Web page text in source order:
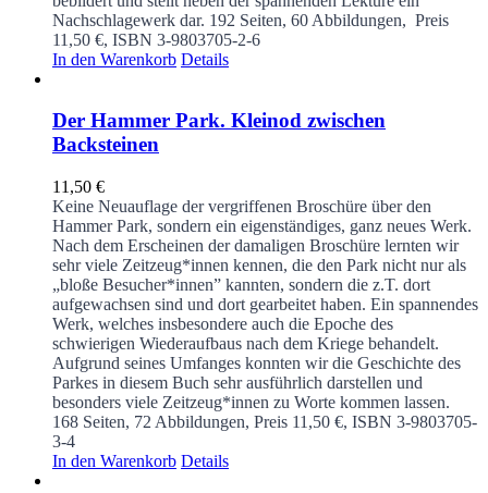
Nachschlagewerk dar. 192 Seiten, 60 Abbildungen, Preis
11,50 €, ISBN 3-9803705-2-6
In den Warenkorb Details
Der Hammer Park. Kleinod zwischen
Backsteinen
11,50 €
Keine Neuauflage der vergriffenen Broschüre über den
Hammer Park, sondern ein eigenständiges, ganz neues Werk.
Nach dem Erscheinen der damaligen Broschüre lernten wir
sehr viele Zeitzeug*innen kennen, die den Park nicht nur als
„bloße Besucher*innen” kannten, sondern die z.T. dort
aufgewachsen sind und dort gearbeitet haben. Ein spannendes
Werk, welches insbesondere auch die Epoche des
schwierigen Wiederaufbaus nach dem Kriege behandelt.
Aufgrund seines Umfanges konnten wir die Geschichte des
Parkes in diesem Buch sehr ausführlich darstellen und
besonders viele Zeitzeug*innen zu Worte kommen lassen.
168 Seiten, 72 Abbildungen, Preis 11,50 €, ISBN 3-9803705-
3-4
In den Warenkorb Details